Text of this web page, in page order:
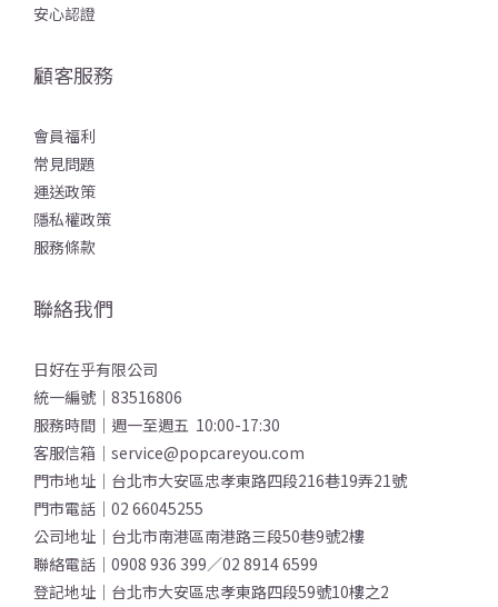
安心認證
顧客服務
會員福利
常見問題
運送政策
隱私權政策
服務條款
聯絡我們
日好在乎有限公司
統一編號｜83516806
服務時間｜週一至週五 10:00-17:30
客服信箱｜service@popcareyou.com
門市地址｜台北市大安區忠孝東路四段216巷19弄21號
門市電話｜02 66045255
公司地址｜台北市南港區南港路三段50巷9號2樓
聯絡電話｜0908 936 399／02 8914 6599
登記地址｜台北市大安區忠孝東路四段59號10樓之2